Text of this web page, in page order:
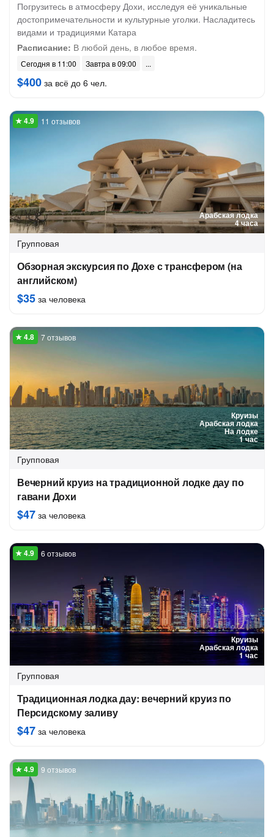
Погрузитесь в атмосферу Дохи, исследуя её уникальные
достопримечательности и культурные уголки. Насладитесь
видами и традициями Катара
Расписание: В любой день, в любое время.
Сегодня в 11:00 Завтра в 09:00
$400 за всё до 6 чел.
Арабская лодка
4 часа
11 отзывов
Групповая
Обзорная экскурсия по Дохе с трансфером (на
английском)
$35 за человека
Круизы
Арабская лодка
На лодке
1 час
7 отзывов
Групповая
Вечерний круиз на традиционной лодке дау по
гавани Дохи
$47 за человека
Круизы
Арабская лодка
1 час
6 отзывов
Групповая
Традиционная лодка дау: вечерний круиз по
Персидскому заливу
$47 за человека
9 отзывов